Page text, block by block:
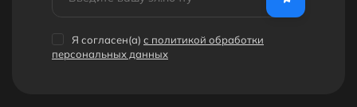
Я согласен(a) с политикой обработки
персональных данных